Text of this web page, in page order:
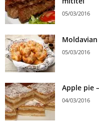
05/03/2016
05/03/2016
Apple pie
04/03/2016